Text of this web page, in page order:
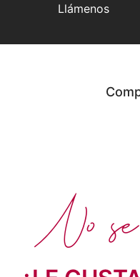
Llámenos
No